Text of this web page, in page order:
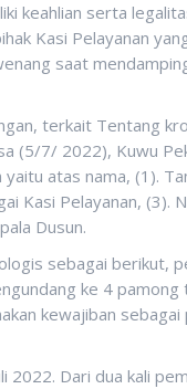
keahlian serta
Kasi Pelayanan
saat
terkait Tentang
(5/7/ 2022), Kuwu
atas nama, (1).
Kasi Pelayanan, (3).
Dusun.
sebagai berikut,
ke 4
kewajiban
2022. Dari dua kali